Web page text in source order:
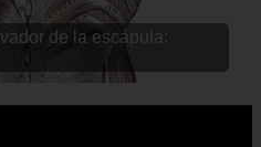
de la escápula: